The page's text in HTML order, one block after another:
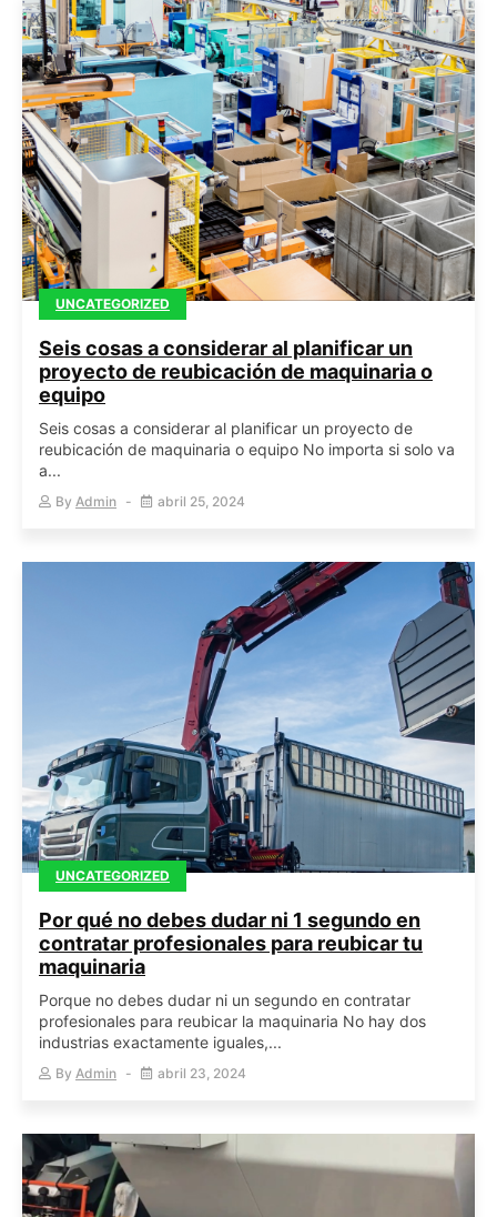
UNCATEGORIZED
Seis cosas a considerar al planificar un
proyecto de reubicación de maquinaria o
equipo
Seis cosas a considerar al planificar un proyecto de
reubicación de maquinaria o equipo No importa si solo va
a...
By Admin abril 25, 2024
UNCATEGORIZED
Por qué no debes dudar ni 1 segundo en
contratar profesionales para reubicar tu
maquinaria
Porque no debes dudar ni un segundo en contratar
profesionales para reubicar la maquinaria No hay dos
industrias exactamente iguales,...
By Admin abril 23, 2024